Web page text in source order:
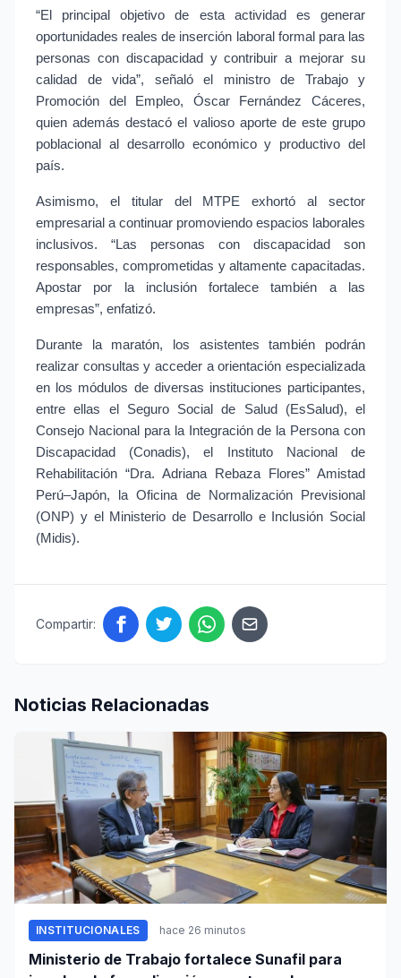
“El principal objetivo de esta actividad es generar
oportunidades reales de inserción laboral formal para las
personas con discapacidad y contribuir a mejorar su
calidad de vida”, señaló el ministro de Trabajo y
Promoción del Empleo, Óscar Fernández Cáceres,
quien además destacó el valioso aporte de este grupo
poblacional al desarrollo económico y productivo del
país.
Asimismo, el titular del MTPE exhortó al sector
empresarial a continuar promoviendo espacios laborales
inclusivos. “Las personas con discapacidad son
responsables, comprometidas y altamente capacitadas.
Apostar por la inclusión fortalece también a las
empresas”, enfatizó.
Durante la maratón, los asistentes también podrán
realizar consultas y acceder a orientación especializada
en los módulos de diversas instituciones participantes,
entre ellas el Seguro Social de Salud (EsSalud), el
Consejo Nacional para la Integración de la Persona con
Discapacidad (Conadis), el Instituto Nacional de
Rehabilitación “Dra. Adriana Rebaza Flores” Amistad
Perú–Japón, la Oficina de Normalización Previsional
(ONP) y el Ministerio de Desarrollo e Inclusión Social
(Midis).
Compartir:
Noticias Relacionadas
INSTITUCIONALES hace 26 minutos
Ministerio de Trabajo fortalece Sunafil para